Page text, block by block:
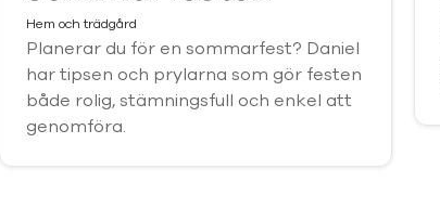
Hem och trädgård
Planerar du för en sommarfest? Daniel
har tipsen och prylarna som gör festen
både rolig, stämningsfull och enkel att
genomföra.